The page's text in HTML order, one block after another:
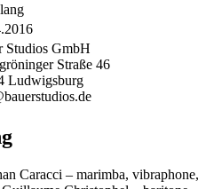
Studios GmbH
Straße 46
Ludwigsburg
Caracci – marimba, vibraphone,